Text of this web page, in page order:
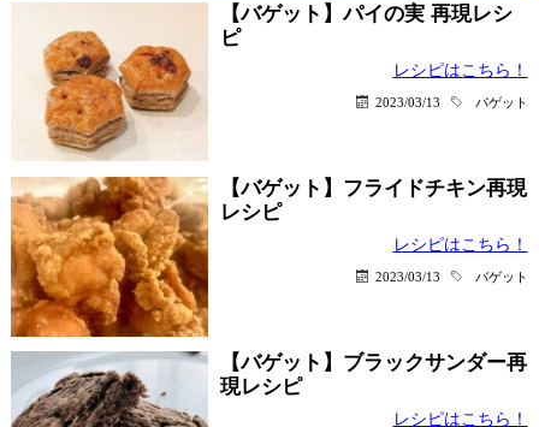
【バゲット】パイの実 再現レシ
ピ
レシピはこちら！
2023/03/13 バゲット
【バゲット】フライドチキン再現
レシピ
レシピはこちら！
2023/03/13 バゲット
【バゲット】ブラックサンダー再
現レシピ
レシピはこちら！